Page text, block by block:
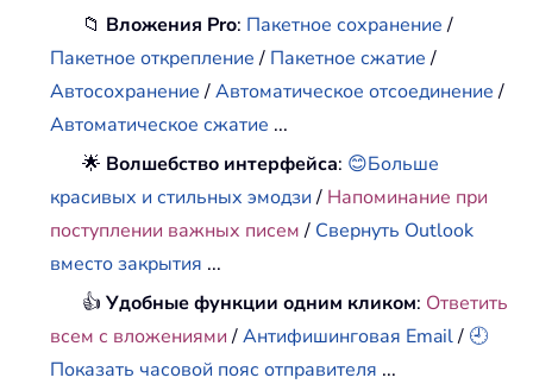
📁 Вложения Pro: Пакетное сохранение/
Пакетное открепление/ Пакетное сжатие/
Автосохранение/Автоматическое отсоединение/
Автоматическое сжатие ...
🌟 Волшебство интерфейса: 😊Больше
красивых и стильных эмодзи/ Напоминание при
поступлении важных писем/ Свернуть Outlook
вместо закрытия ...
👍Удобные функции одним кликом: Ответить
всем с вложениями /Антифишинговая Email/ 🕘
Показать часовой пояс отправителя ...